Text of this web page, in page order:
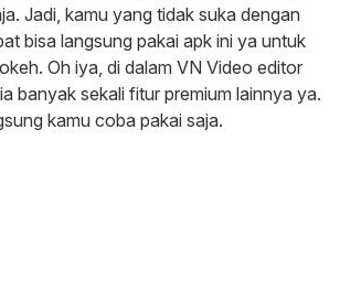
Jadi, kamu yang tidak suka dengan
bisa langsung pakai apk ini ya untuk
Oh iya, di dalam VN Video editor
banyak sekali fitur premium lainnya ya.
kamu coba pakai saja.